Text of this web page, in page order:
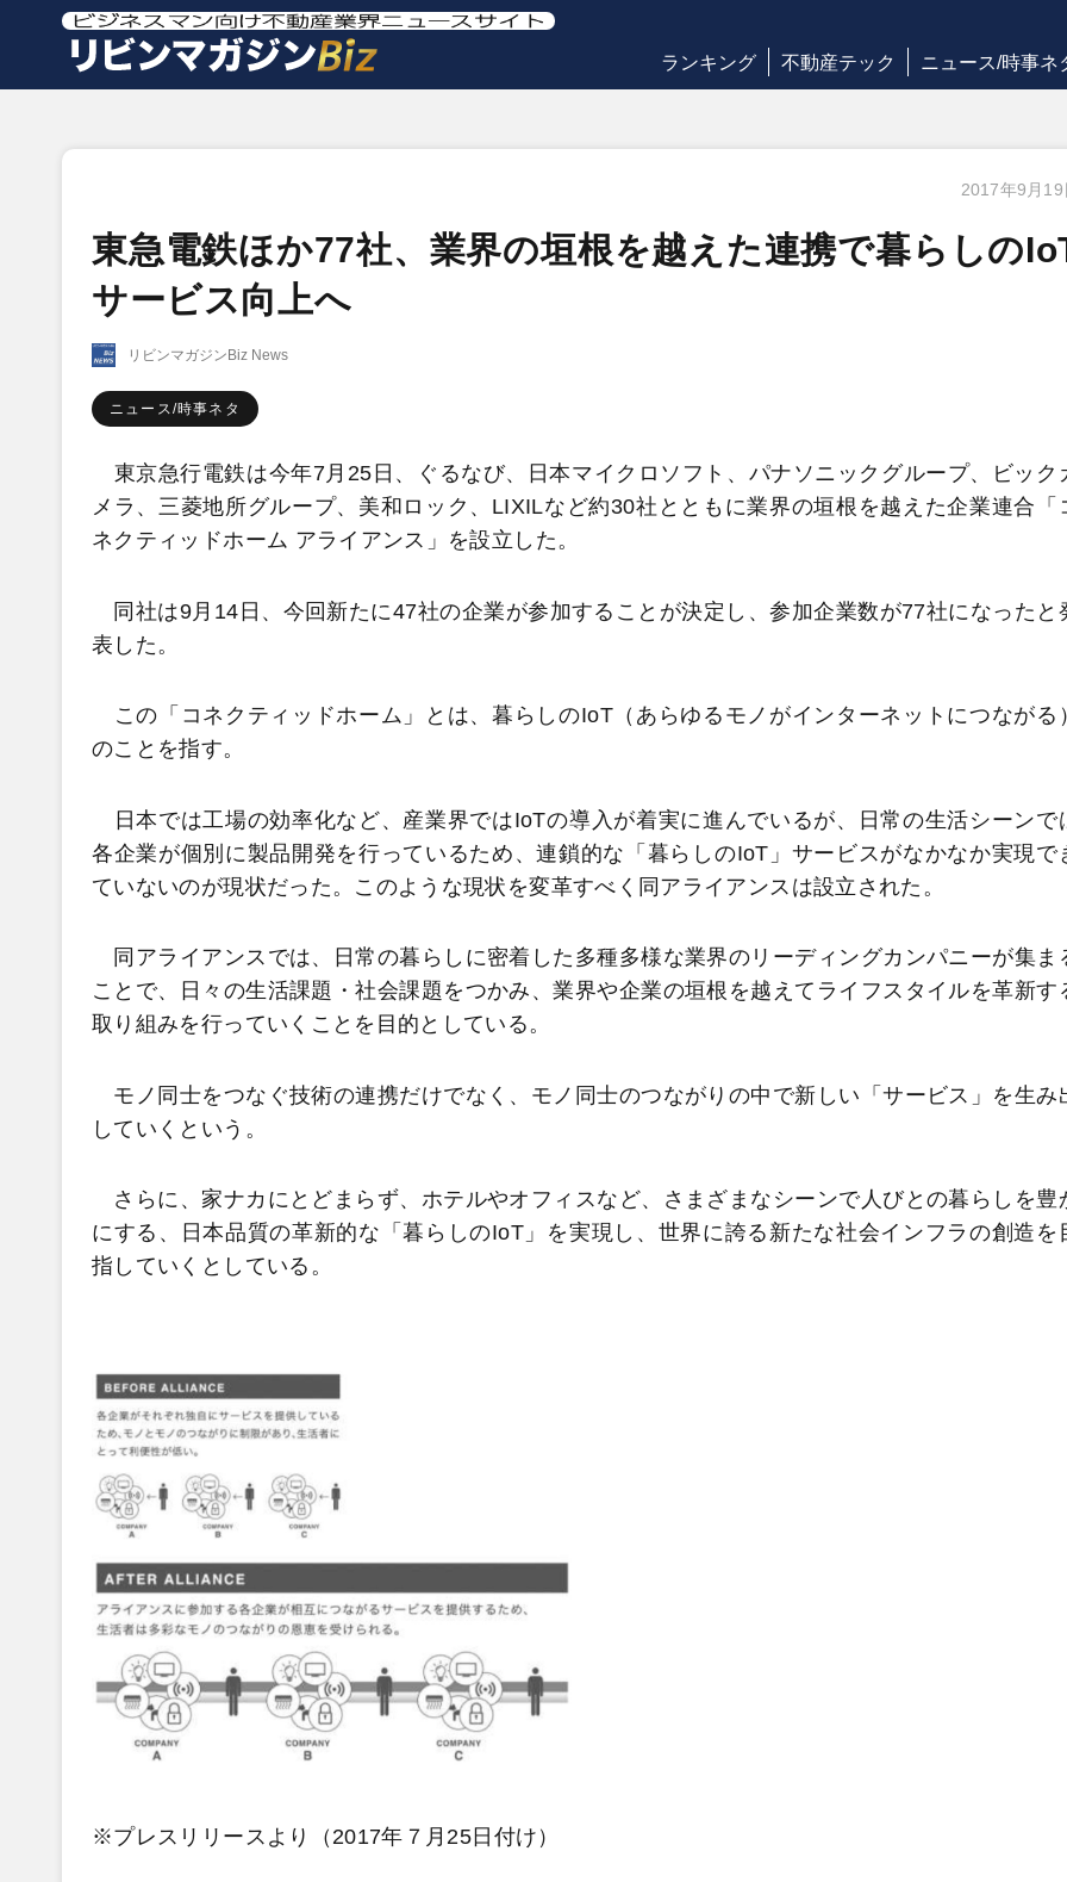
ランキング 不動産テック ニュース/時事ネ
2017年9月19
東急電鉄ほか77社、業界の垣根を越えた連携で暮らしの
サービス向上へ
リビンマガジンBiz News
ニュース/時事ネタ
東京急行電鉄は今年7月25日、ぐるなび、日本マイクロソフト、パナソニックグループ、ビック
メラ、三菱地所グループ、美和ロック、LIXILなど約30社とともに業界の垣根を越えた企業連合「
ネクティッドホーム アライアンス」を設立した。
同社は9月14日、今回新たに47社の企業が参加することが決定し、参加企業数が77社になったと
表した。
この「コネクティッドホーム」とは、暮らしのIoT（あらゆるモノがインターネットにつながる
のことを指す。
日本では工場の効率化など、産業界ではIoTの導入が着実に進んでいるが、日常の生活シーンで
各企業が個別に製品開発を行っているため、連鎖的な「暮らしのIoT」サービスがなかなか実現で
ていないのが現状だった。このような現状を変革すべく同アライアンスは設立された。
同アライアンスでは、日常の暮らしに密着した多種多様な業界のリーディングカンパニーが集ま
ことで、日々の生活課題・社会課題をつかみ、業界や企業の垣根を越えてライフスタイルを革新す
取り組みを行っていくことを目的としている。
モノ同士をつなぐ技術の連携だけでなく、モノ同士のつながりの中で新しい「サービス」を生み
していくという。
さらに、家ナカにとどまらず、ホテルやオフィスなど、さまざまなシーンで人びとの暮らしを豊
にする、日本品質の革新的な「暮らしのIoT」を実現し、世界に誇る新たな社会インフラの創造を
指していくとしている。
※プレスリリースより（2017年７月25日付け）